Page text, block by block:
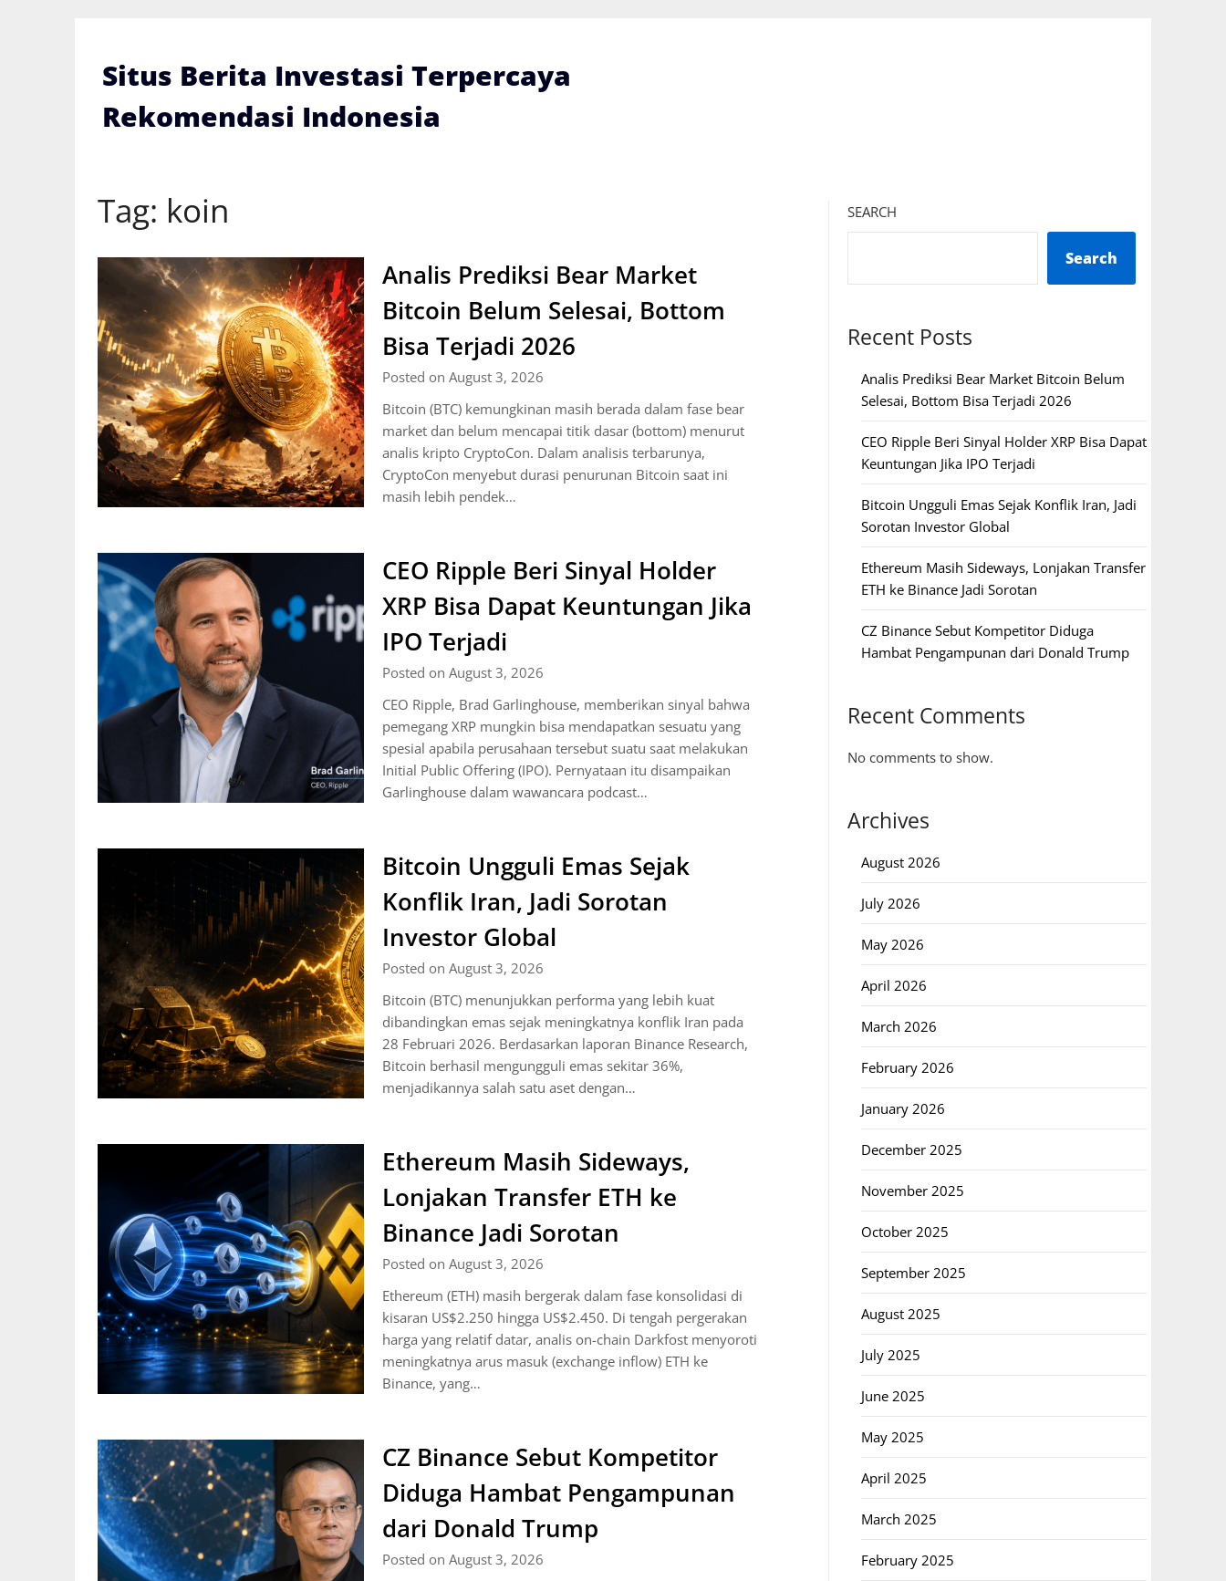
Situs Berita Investasi Terpercaya
Rekomendasi Indonesia
Tag: koin
Analis Prediksi Bear Market
Bitcoin Belum Selesai, Bottom
Bisa Terjadi 2026
Posted on August 3, 2026
Bitcoin (BTC) kemungkinan masih berada dalam fase bear
market dan belum mencapai titik dasar (bottom) menurut
analis kripto CryptoCon. Dalam analisis terbarunya,
CryptoCon menyebut durasi penurunan Bitcoin saat ini
masih lebih pendek…
CEO Ripple Beri Sinyal Holder
XRP Bisa Dapat Keuntungan Jika
IPO Terjadi
Posted on August 3, 2026
CEO Ripple, Brad Garlinghouse, memberikan sinyal bahwa
pemegang XRP mungkin bisa mendapatkan sesuatu yang
spesial apabila perusahaan tersebut suatu saat melakukan
Initial Public Offering (IPO). Pernyataan itu disampaikan
Garlinghouse dalam wawancara podcast…
Bitcoin Ungguli Emas Sejak
Konflik Iran, Jadi Sorotan
Investor Global
Posted on August 3, 2026
Bitcoin (BTC) menunjukkan performa yang lebih kuat
dibandingkan emas sejak meningkatnya konflik Iran pada
28 Februari 2026. Berdasarkan laporan Binance Research,
Bitcoin berhasil mengungguli emas sekitar 36%,
menjadikannya salah satu aset dengan…
Ethereum Masih Sideways,
Lonjakan Transfer ETH ke
Binance Jadi Sorotan
Posted on August 3, 2026
Ethereum (ETH) masih bergerak dalam fase konsolidasi di
kisaran US$2.250 hingga US$2.450. Di tengah pergerakan
harga yang relatif datar, analis on-chain Darkfost menyoroti
meningkatnya arus masuk (exchange inflow) ETH ke
Binance, yang…
CZ Binance Sebut Kompetitor
Diduga Hambat Pengampunan
dari Donald Trump
Posted on August 3, 2026
SEARCH
Search
Recent Posts
Analis Prediksi Bear Market Bitcoin Belum
Selesai, Bottom Bisa Terjadi 2026
CEO Ripple Beri Sinyal Holder XRP Bisa Dapat
Keuntungan Jika IPO Terjadi
Bitcoin Ungguli Emas Sejak Konflik Iran, Jadi
Sorotan Investor Global
Ethereum Masih Sideways, Lonjakan Transfer
ETH ke Binance Jadi Sorotan
CZ Binance Sebut Kompetitor Diduga
Hambat Pengampunan dari Donald Trump
Recent Comments
No comments to show.
Archives
August 2026
July 2026
May 2026
April 2026
March 2026
February 2026
January 2026
December 2025
November 2025
October 2025
September 2025
August 2025
July 2025
June 2025
May 2025
April 2025
March 2025
February 2025